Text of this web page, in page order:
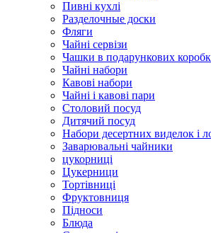
Пивні кухлі
Разделочные доски
Фляги
Чайні сервізи
Чашки в подарункових
Чайні набори
Кавові набори
Чайні і кавові пари
Столовий посуд
Дитячий посуд
Набори десертних виделок і
Заварювальні чайники
цукорниці
Цукерници
Тортівниці
Фруктовниця
Підноси
Блюда